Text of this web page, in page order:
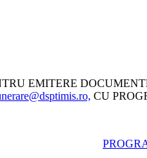
EMITERE
CU